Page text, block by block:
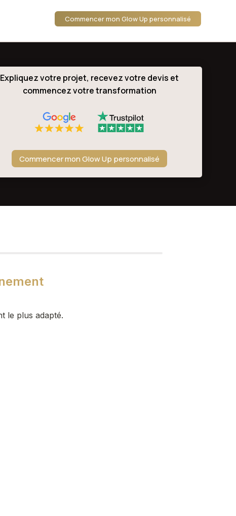
Commencer mon Glow Up personnalisé
Expliquez votre projet, recevez votre devis et
commencez votre transformation
Commencer mon Glow Up personnalisé